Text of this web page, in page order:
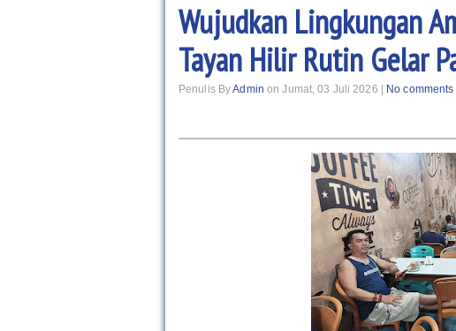
Wujudkan Lingkungan
Tayan Hilir Rutin Gelar
Penulis ByAdmin on Jumat, 03 Juli 2026 | No comments